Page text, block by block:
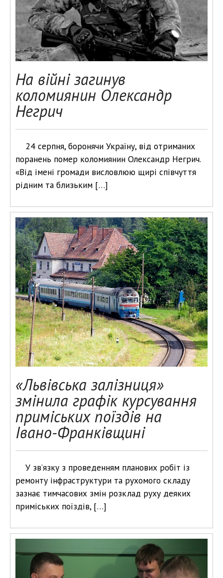
На війні загинув
коломиянин Олександр
Негрич
24 серпня, боронячи Україну, від отриманих
поранень помер коломиянин Олександр Негрич.
«Від імені громади висловлюю щирі співчуття
рідним та близьким […]
«Львівська залізниця»
змінила графік курсування
приміських поїздів на
Івано-Франківщині
У зв’язку з проведенням планових робіт із
ремонту інфраструктури та рухомого складу
зазнає тимчасових змін розклад руху деяких
приміських поїздів, […]